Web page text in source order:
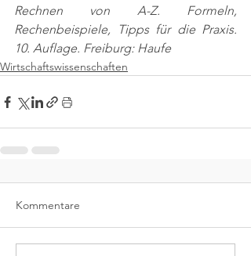
Rechnen von A-Z. Formeln,
Rechenbeispiele, Tipps für die Praxis.
10. Auflage. Freiburg: Haufe
Wirtschaftswissenschaften
Kommentare